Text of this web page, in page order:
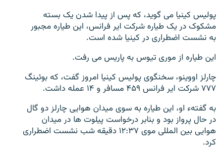
به
صفحه
جستجو
مجموعه تصویری
ورزش
بحران مهاجرت
'کووید-۱۹'
تماس
صفحه پشتو
Azadi English
پولیس کینیا می گوید، که پس از پیدا شدن یک بسته
مشکوک در یک طیاره شرکت ایر فرانس، این طیاره مجبور
به نشست اضطراری در کینیا شده است.
این طیاره از موری تیوس به پاریس می رفت.
چارلز اووینو، سخنگوی پولیس کینیا امروز گفت، که بوئینگ
۷۷۷ شرکت ایر فرانس ۴۵۹ مسافر و ۱۴ عمله داشت.
به گفتهء او، این طیاره به سوی میدان هوایی چارلز دو گال
در حال پرواز بود و بنابر درخواست پیلوت ها در میدان
هوایی بین المللی موی ۱۲:۳۷ دقیقه شب نشست اضطراری
کرد.